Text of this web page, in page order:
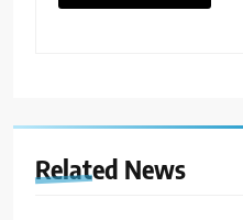
Related News